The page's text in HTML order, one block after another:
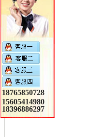
18765850728
15605414980
18396886297